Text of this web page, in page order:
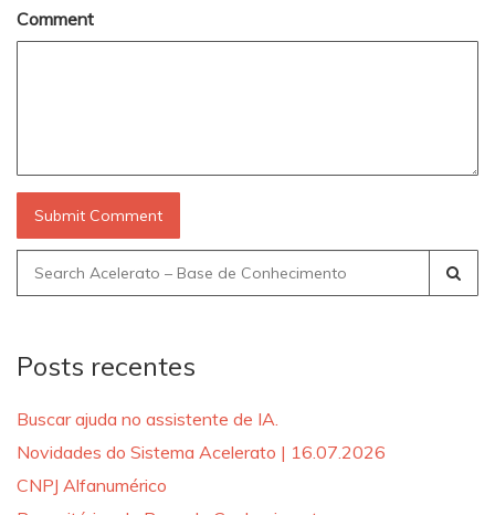
Comment
Search
for:
Posts recentes
Buscar ajuda no assistente de IA.
Novidades do Sistema Acelerato | 16.07.2026
CNPJ Alfanumérico